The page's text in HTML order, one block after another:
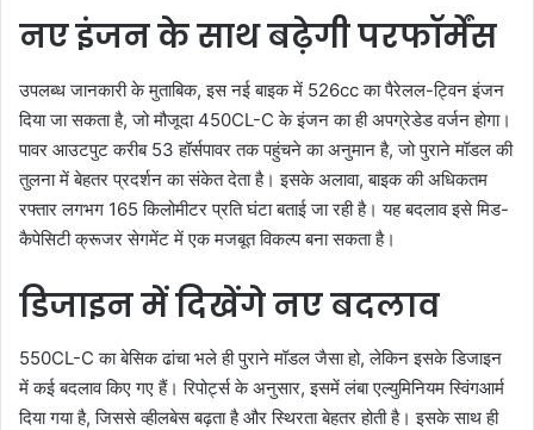
नए इंजन के साथ बढ़ेगी परफॉर्मेंस
उपलब्ध जानकारी के मुताबिक, इस नई बाइक में 526cc का पैरेलल-ट्विन इंजन
दिया जा सकता है, जो मौजूदा 450CL-C के इंजन का ही अपग्रेडेड वर्जन होगा।
पावर आउटपुट करीब 53 हॉर्सपावर तक पहुंचने का अनुमान है, जो पुराने मॉडल की
तुलना में बेहतर प्रदर्शन का संकेत देता है। इसके अलावा, बाइक की अधिकतम
रफ्तार लगभग 165 किलोमीटर प्रति घंटा बताई जा रही है। यह बदलाव इसे मिड-
कैपेसिटी क्रूजर सेगमेंट में एक मजबूत विकल्प बना सकता है।
डिजाइन में दिखेंगे नए बदलाव
550CL-C का बेसिक ढांचा भले ही पुराने मॉडल जैसा हो, लेकिन इसके डिजाइन
में कई बदलाव किए गए हैं। रिपोर्ट्स के अनुसार, इसमें लंबा एल्युमिनियम स्विंगआर्म
दिया गया है, जिससे व्हीलबेस बढ़ता है और स्थिरता बेहतर होती है। इसके साथ ही